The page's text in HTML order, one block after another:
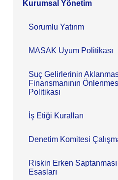
Kurumsal Yönetim
Sorumlu Yatırım
MASAK Uyum Politikası
Suç Gelirlerinin
Finansmanının
Politikası
İş Etiği Kuralları
Denetim Komitesi
Riskin Erken
Esasları